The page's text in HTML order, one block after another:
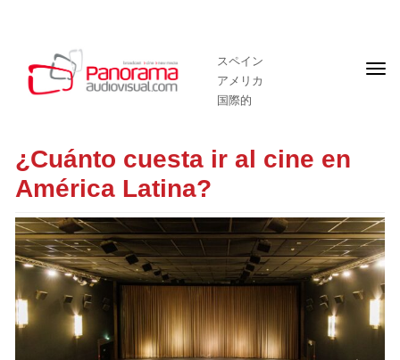
スペイン
アメリカ
国際的
フ
¿Cuánto cuesta ir al cine en
América Latina?